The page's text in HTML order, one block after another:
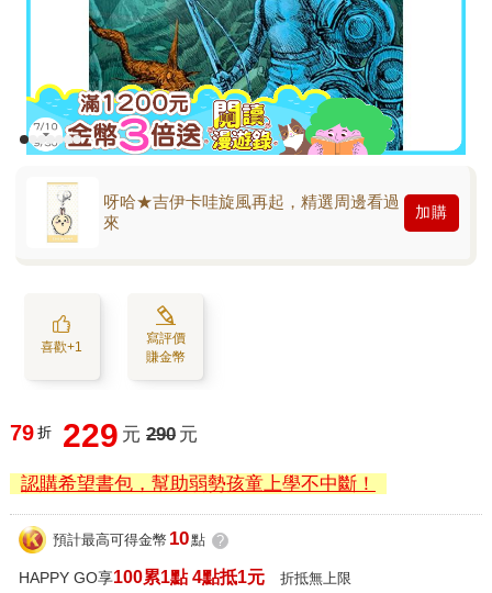
呀哈★吉伊卡哇旋風再起，精選周邊看過
來
加購
喜歡+1
寫評價
賺金幣
79 折 229 元 290 元
認購希望書包，幫助弱勢孩童上學不中斷！
預計最高可得金幣 10點 ?
HAPPY GO享100累1點 4點抵1元 折抵無上限